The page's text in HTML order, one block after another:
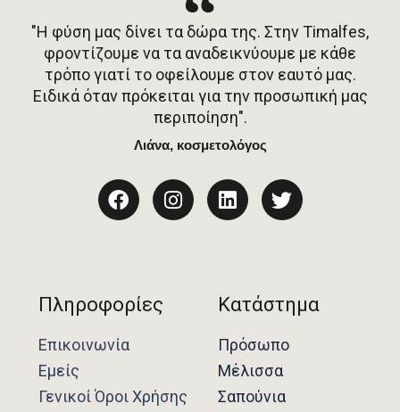
"Η φύση μας δίνει τα δώρα της. Στην Timalfes,
φροντίζουμε να τα αναδεικνύουμε με κάθε
τρόπο γιατί το οφείλουμε στον εαυτό μας.
Ειδικά όταν πρόκειται για την προσωπική μας
περιποίηση".
Λιάνα, κοσμετολόγος
a
c
e
k
n
s
t
i
n
k
n
w
i
t
Πληροφορίες
Επικοινωνία
Εμείς
Γενικοί Όροι Χρήσης
Κατάστημα
Πρόσωπο
Μέλισσα
Σαπούνια